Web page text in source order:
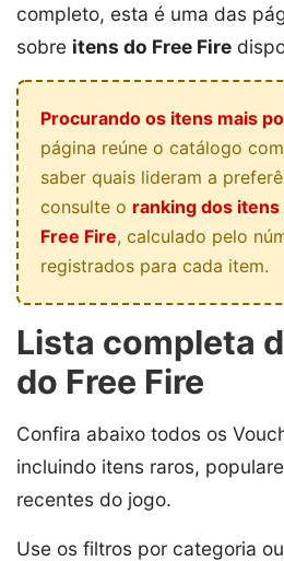
completo, esta é uma das
sobre itens do Free Fire
Procurando os itens mais
página reúne o catálogo
saber quais lideram a
consulte o ranking dos
Free Fire, calculado pelo
registrados para cada item.
Lista completa
do Free Fire
Confira abaixo todos os
incluindo itens raros,
recentes do jogo.
Use os filtros por categoria